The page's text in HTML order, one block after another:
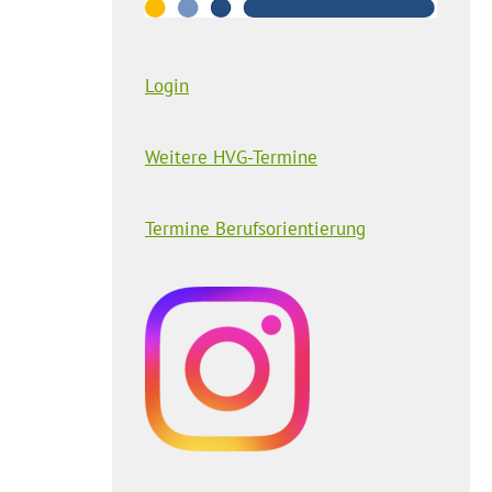
Login
Weitere HVG-Termine
Termine Berufsorientierung